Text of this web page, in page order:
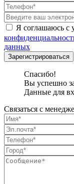
Я соглашаюсь с
данных
Спасибо!
Вы успешно
Данные для
Связаться с